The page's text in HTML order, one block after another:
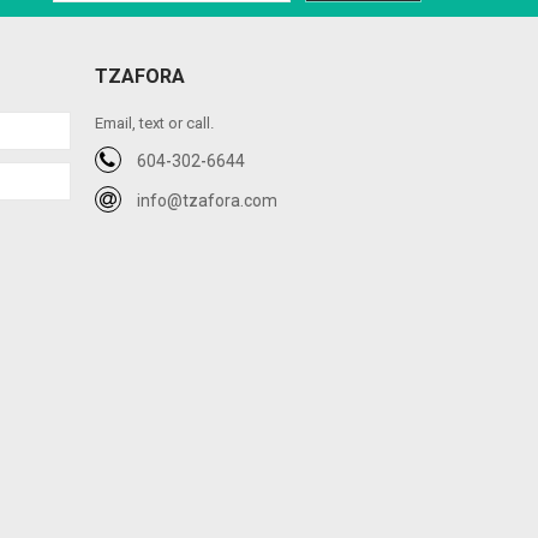
TZAFORA
Email, text or call.
604-302-6644
info@tzafora.com